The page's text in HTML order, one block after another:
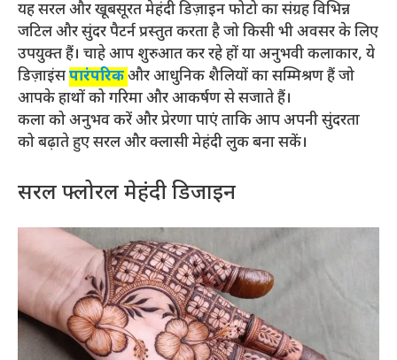
यह सरल और खूबसूरत मेहंदी डिज़ाइन फोटो का संग्रह विभिन्न
जटिल और सुंदर पैटर्न प्रस्तुत करता है जो किसी भी अवसर के लिए
उपयुक्त हैं। चाहे आप शुरुआत कर रहे हों या अनुभवी कलाकार, ये
डिज़ाइंसपारंपरिकऔर आधुनिक शैलियों का सम्मिश्रण हैं जो
आपके हाथों को गरिमा और आकर्षण से सजाते हैं।
कला को अनुभव करें और प्रेरणा पाएं ताकि आप अपनी सुंदरता
को बढ़ाते हुए सरल और क्लासी मेहंदी लुक बना सकें।
सरल फ्लोरल मेहंदी डिजाइन